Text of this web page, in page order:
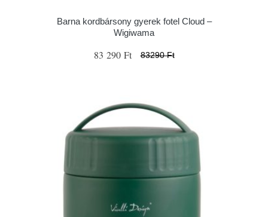
Barna kordbársony gyerek fotel Cloud –
Wigiwama
83 290 Ft 83290 Ft